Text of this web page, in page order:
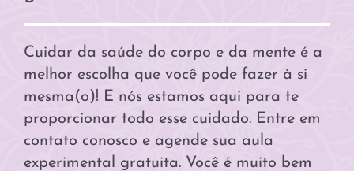
Cuidar da saúde do corpo e da mente é a
melhor escolha que você pode fazer à si
mesma(o)! E nós estamos aqui para te
proporcionar todo esse cuidado. Entre em
contato conosco e agende sua aula
experimental gratuita. Você é muito bem